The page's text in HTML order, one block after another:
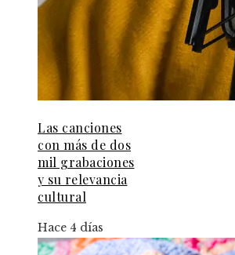
Las canciones
con más de dos
mil grabaciones
y su relevancia
cultural
Hace 4 días